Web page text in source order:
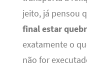
jeito, já pensou
final estar
exatamente o
não for